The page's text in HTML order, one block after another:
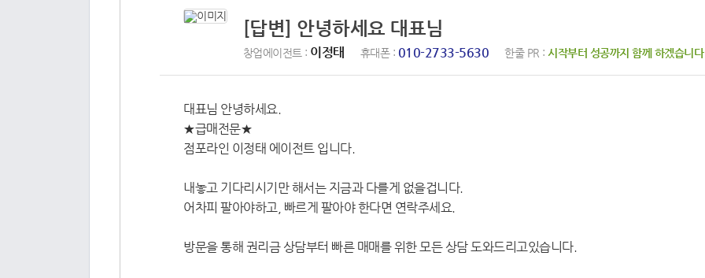
[답변] 안녕하세요 대표님
창업에이전트 : 이정태 휴대폰 : 010-2733-5630 한줄 PR : 시작부터 성공까지 함께 하겠습니다
대표님 안녕하세요.
★급매전문★
점포라인 이정태 에이전트 입니다.
내놓고 기다리시기만 해서는 지금과 다를게 없을겁니다.
어차피 팔아야하고, 빠르게 팔아야 한다면 연락주세요.
방문을 통해 권리금 상담부터 빠른 매매를 위한 모든 상담 도와드리고있습니다.